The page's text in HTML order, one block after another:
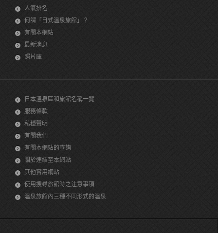
人氣排名
何謂「日式溫泉旅館」？
有關本網站
最新消息
照片庫
日本溫泉區和旅館名稱一覽
服務條款
私穩聲明
有關我們
有關本網站的查詢
關於連結至本網站
其他實用網站
使用搜尋旅館時之注意事項
溫泉旅館內三種不同形式的溫泉